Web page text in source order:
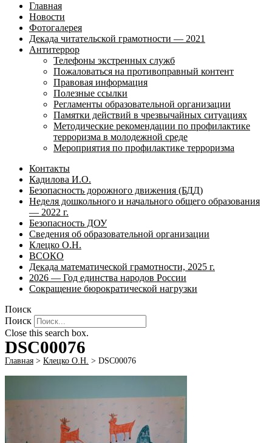
Главная
Новости
Фотогалерея
Декада читательской грамотности — 2021
Антитеррор
Телефоны экстренных служб
Пожаловаться на противоправный контент
Правовая информация
Полезные ссылки
Регламенты образовательной организации
Памятки действий в чрезвычайных ситуациях
Методические рекомендации по профилактике
терроризма в молодежной среде
Мероприятия по профилактике терроризма
Контакты
Кадилова И.О.
Безопасность дорожного движения (БДД)
Неделя дошкольного и начального общего образования
— 2022 г.
Безопасность ДОУ
Сведения об образовательной организации
Клецко О.Н.
ВСОКО
Декада математической грамотности, 2025 г.
2026 — Год единства народов России
Сокращение бюрократической нагрузки
Поиск
Поиск
Close this search box.
DSC00076
Главная > Клецко О.Н. > DSC00076